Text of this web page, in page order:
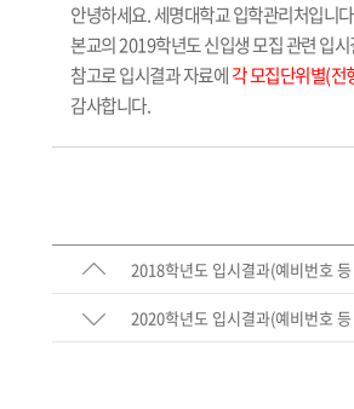
안녕하세요. 세명대학교 입학관리처입니
본교의 2019학년도 신입생 모집 관련 입
참고로 입시결과 자료에각 모집단위별(전
감사합니다.
2018학년도 입시결과(예비번호
2020학년도 입시결과(예비번호